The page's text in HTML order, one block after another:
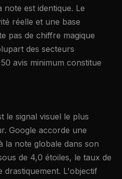
note est identique. Le
réelle et une base
pas de chiffre magique
des secteurs
avis minimum constitue
le signal visuel le plus
Google accorde une
la note globale dans son
de 4,0 étoiles, le taux de
L'objectif